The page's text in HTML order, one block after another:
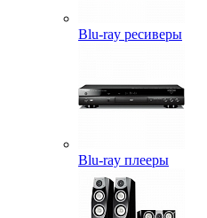
Blu-ray ресиверы
Blu-ray плееры